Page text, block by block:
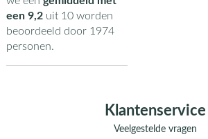
een 9,2uit 10worden
beoordeeld door 1974
personen.
Klantenservice
Veelgestelde vragen